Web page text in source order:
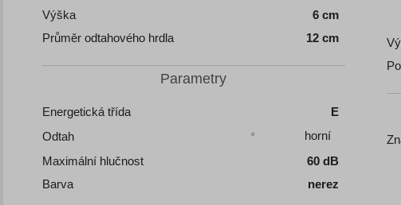
Výška
6 cm
Průměr odtahového hrdla
12 cm
Parametry
Energetická třída
E
Odtah
horní
Maximální hlučnost
60 dB
Barva
nerez